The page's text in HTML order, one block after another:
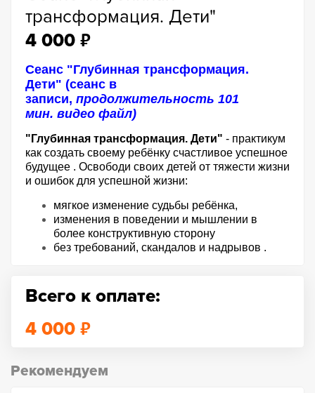
трансформация. Дети"
4 000 ₽
Сеанс "Глубинная трансформация.
Дети" (сеанс в
записи, продолжительность 101
мин. видео файл)
"Глубинная трансформация. Дети" - практикум
как создать своему ребёнку счастливое успешное
будущее . Освободи своих детей от тяжести жизни
и ошибок для успешной жизни:
мягкое изменение судьбы ребёнка,
изменения в поведении и мышлении в
более конструктивную сторону
без требований, скандалов и надрывов .
Всего к оплате:
4 000 ₽
Рекомендуем